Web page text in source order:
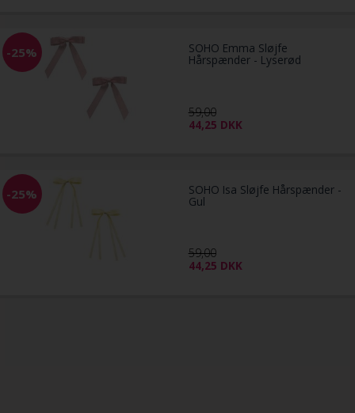
-25% SOHO Emma Sløjfe
Hårspænder - Lyserød
59,00
44,25 DKK
-25% SOHO Isa Sløjfe Hårspænder -
Gul
59,00
44,25 DKK